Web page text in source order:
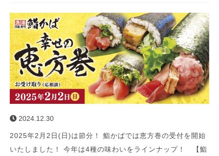
2024.12.30
2025年2月2日(日)は節分！ 鮨かばでは恵方巻の受付を開始
いたしました！ 今年は4種の味わいをラインナップ！ 【鮨